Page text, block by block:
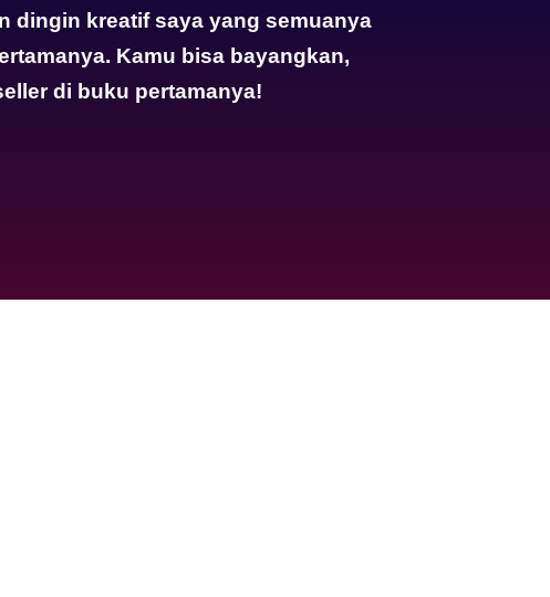
dingin kreatif saya yang semuanya
Kamu bisa bayangkan,
di buku pertamanya!